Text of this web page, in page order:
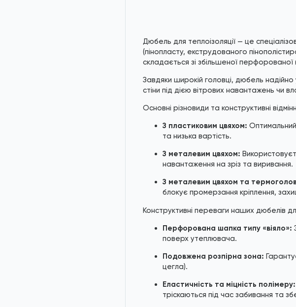
Дюбель для теплоізоляції — це
(пінопласту, екструдованого
складається зі збільшеної
Завдяки широкій головці, дюбель
стіни під дією вітрових навантажень чи
Основні різновиди та конструктивні
З пластиковим цвяхом: Оптимальний
та низька вартість.
З металевим цвяхом:
навантаження на зріз та виривання.
З металевим цвяхом та
блокує промерзання кріплення,
Конструктивні переваги наших дюбелів
Перфорована шапка типу «віяло»:
поверх утеплювача.
Подовжена розпірна зона:
цегла).
Еластичність та міцність полімеру:
тріскаються під час забивання та